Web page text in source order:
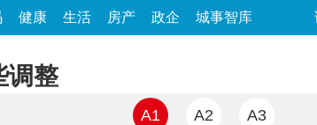
健康 生活 房产 政企 城事智库
调整
A1 A2 A3